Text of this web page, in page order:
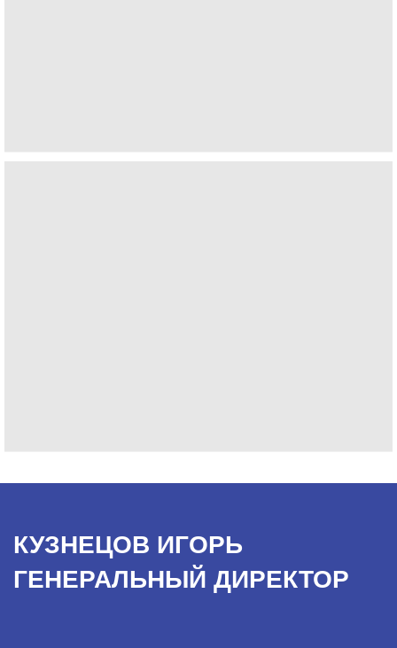
КУЗНЕЦОВ ИГОРЬ
ГЕНЕРАЛЬНЫЙ ДИРЕКТОР